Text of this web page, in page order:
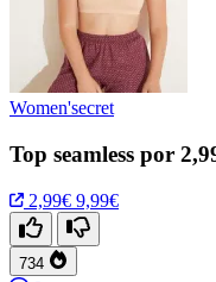
Women'secret
Top seamless por
2,99€ 9,99€
734